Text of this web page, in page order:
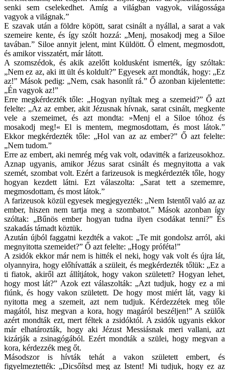
senki sem cselekedhet. Amíg a világban vagyok, világossága
vagyok a világnak.”
E szavak után a földre köpött, sarat csinált a nyállal, a sarat a vak
szemeire kente, és így szólt hozzá: „Menj, mosakodj meg a Siloe
tavában.” Siloe annyit jelent, mint Küldött. Ő elment, megmosdott,
és amikor visszatért, már látott.
A szomszédok, és akik azelőtt koldusként ismerték, így szóltak:
„Nem ez az, aki itt ült és koldult?” Egyesek azt mondták, hogy: „Ez
az!” Mások pedig: „Nem, csak hasonlít rá.” Ő azonban kijelentette:
„Én vagyok az!”
Erre megkérdezték tőle: „Hogyan nyíltak meg a szemeid?” Ő azt
felelte: „Az az ember, akit Jézusnak hívnak, sarat csinált, megkente
vele a szemeimet, és azt mondta: »Menj el a Siloe tóhoz és
mosakodj meg!« El is mentem, megmosdottam, és most látok.”
Ekkor megkérdezték tőle: „Hol van az az ember?” Ő azt felelte:
„Nem tudom.”
Erre az embert, aki nemrég még vak volt, odavitték a farizeusokhoz.
Aznap ugyanis, amikor Jézus sarat csinált és megnyitotta a vak
szemét, szombat volt. Ezért a farizeusok is megkérdezték tőle, hogy
hogyan kezdett látni. Ezt válaszolta: „Sarat tett a szememre,
megmosdottam, és most látok.”
A farizeusok közül egyesek megjegyezték: „Nem Istentől való az az
ember, hiszen nem tartja meg a szombatot.” Mások azonban így
szóltak: „Bűnös ember hogyan tudna ilyen csodákat tenni?” És
szakadás támadt köztük.
Azután újból faggatni kezdték a vakot: „Te mit gondolsz arról, aki
megnyitotta szemeidet?” Ő azt felelte: „Hogy próféta!”
A zsidók ekkor már nem is hitték el neki, hogy vak volt és újra lát,
olyannyira, hogy előhívatták a szüleit, és megkérdezték tőlük: „Ez a
ti fiatok, akiről azt állítjátok, hogy vakon született? Hogyan lehet,
hogy most lát?” Azok ezt válaszolták: „Azt tudjuk, hogy ez a mi
fiúnk, és hogy vakon született. De hogy most miért lát, vagy ki
nyitotta meg a szemeit, azt nem tudjuk. Kérdezzétek meg tőle
magától, hisz megvan a kora, hogy magáról beszéljen!” A szülők
azért mondták ezt, mert féltek a zsidóktól. A zsidók ugyanis ekkor
már elhatározták, hogy aki Jézust Messiásnak meri vallani, azt
kizárják a zsinagógából. Ezért mondták a szülei, hogy megvan a
kora, kérdezzék meg őt.
Másodszor is hívták tehát a vakon született embert, és
figyelmeztették: „Dicsőítsd meg az Istent! Mi tudjuk, hogy ez az